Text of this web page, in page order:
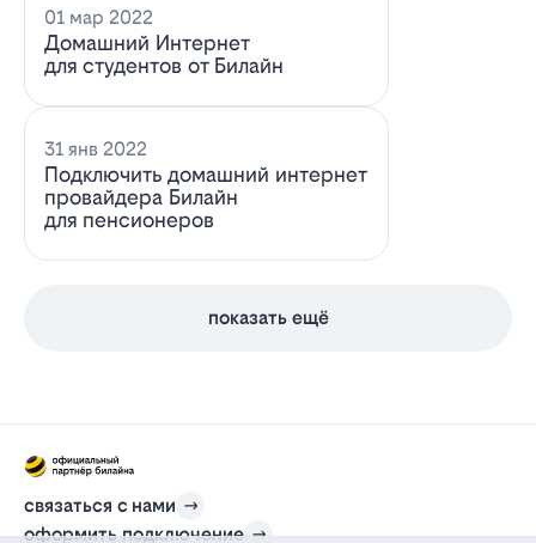
01 мар 2022
Домашний Интернет
для студентов от Билайн
31 янв 2022
Подключить домашний интернет
провайдера Билайн
для пенсионеров
показать ещё
связаться с нами
оформить подключение